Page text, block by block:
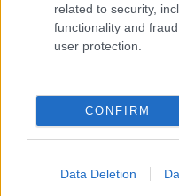
related to security,
functionality and
user protection.
CONFIRM
Data Deletion
2019. december 7. 20:26
ByeAlex mentoráltja a